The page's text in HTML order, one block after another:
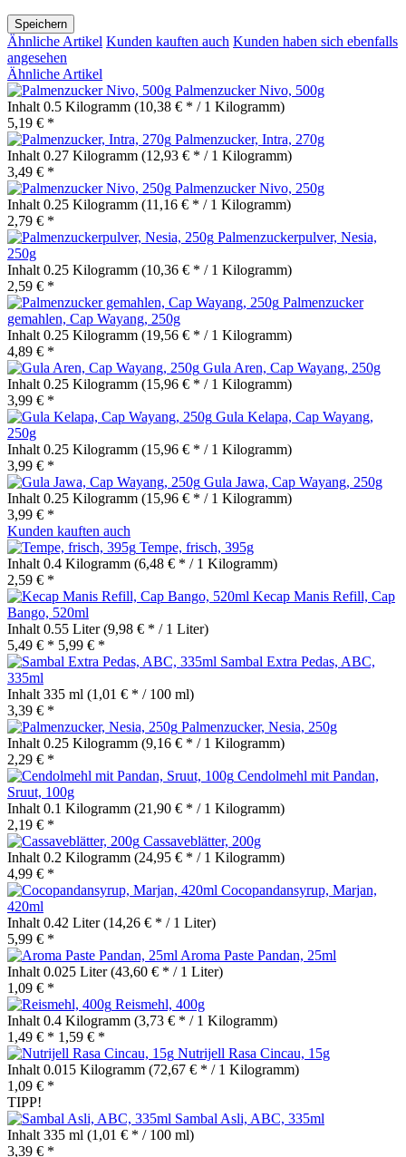
Speichern
Ähnliche Artikel Kunden kauften auch Kunden haben sich ebenfalls
angesehen
Ähnliche Artikel
Palmenzucker Nivo, 500g
Inhalt 0.5 Kilogramm (10,38 € * / 1 Kilogramm)
5,19 € *
Palmenzucker, Intra, 270g
Inhalt 0.27 Kilogramm (12,93 € * / 1 Kilogramm)
3,49 € *
Palmenzucker Nivo, 250g
Inhalt 0.25 Kilogramm (11,16 € * / 1 Kilogramm)
2,79 € *
Palmenzuckerpulver, Nesia,
250g
Inhalt 0.25 Kilogramm (10,36 € * / 1 Kilogramm)
2,59 € *
Palmenzucker
gemahlen, Cap Wayang, 250g
Inhalt 0.25 Kilogramm (19,56 € * / 1 Kilogramm)
4,89 € *
Gula Aren, Cap Wayang, 250g
Inhalt 0.25 Kilogramm (15,96 € * / 1 Kilogramm)
3,99 € *
Gula Kelapa, Cap Wayang,
250g
Inhalt 0.25 Kilogramm (15,96 € * / 1 Kilogramm)
3,99 € *
Gula Jawa, Cap Wayang, 250g
Inhalt 0.25 Kilogramm (15,96 € * / 1 Kilogramm)
3,99 € *
Kunden kauften auch
Tempe, frisch, 395g
Inhalt 0.4 Kilogramm (6,48 € * / 1 Kilogramm)
2,59 € *
Kecap Manis Refill, Cap
Bango, 520ml
Inhalt 0.55 Liter(9,98 € * / 1 Liter)
5,49 € * 5,99 € *
Sambal Extra Pedas, ABC,
335ml
Inhalt 335 ml (1,01 € * / 100 ml)
3,39 € *
Palmenzucker, Nesia, 250g
Inhalt 0.25 Kilogramm (9,16 € * / 1 Kilogramm)
2,29 € *
Cendolmehl mit Pandan,
Sruut, 100g
Inhalt 0.1 Kilogramm (21,90 € * / 1 Kilogramm)
2,19 € *
Cassaveblätter, 200g
Inhalt 0.2 Kilogramm (24,95 € * / 1 Kilogramm)
4,99 € *
Cocopandansyrup, Marjan,
420ml
Inhalt 0.42 Liter(14,26 € * / 1 Liter)
5,99 € *
Aroma Paste Pandan, 25ml
Inhalt 0.025 Liter(43,60 € * / 1 Liter)
1,09 € *
Reismehl, 400g
Inhalt 0.4 Kilogramm (3,73 € * / 1 Kilogramm)
1,49 € * 1,59 € *
Nutrijell Rasa Cincau, 15g
Inhalt 0.015 Kilogramm (72,67 € * / 1 Kilogramm)
1,09 € *
TIPP!
Sambal Asli, ABC, 335ml
Inhalt 335 ml (1,01 € * / 100 ml)
3,39 € *